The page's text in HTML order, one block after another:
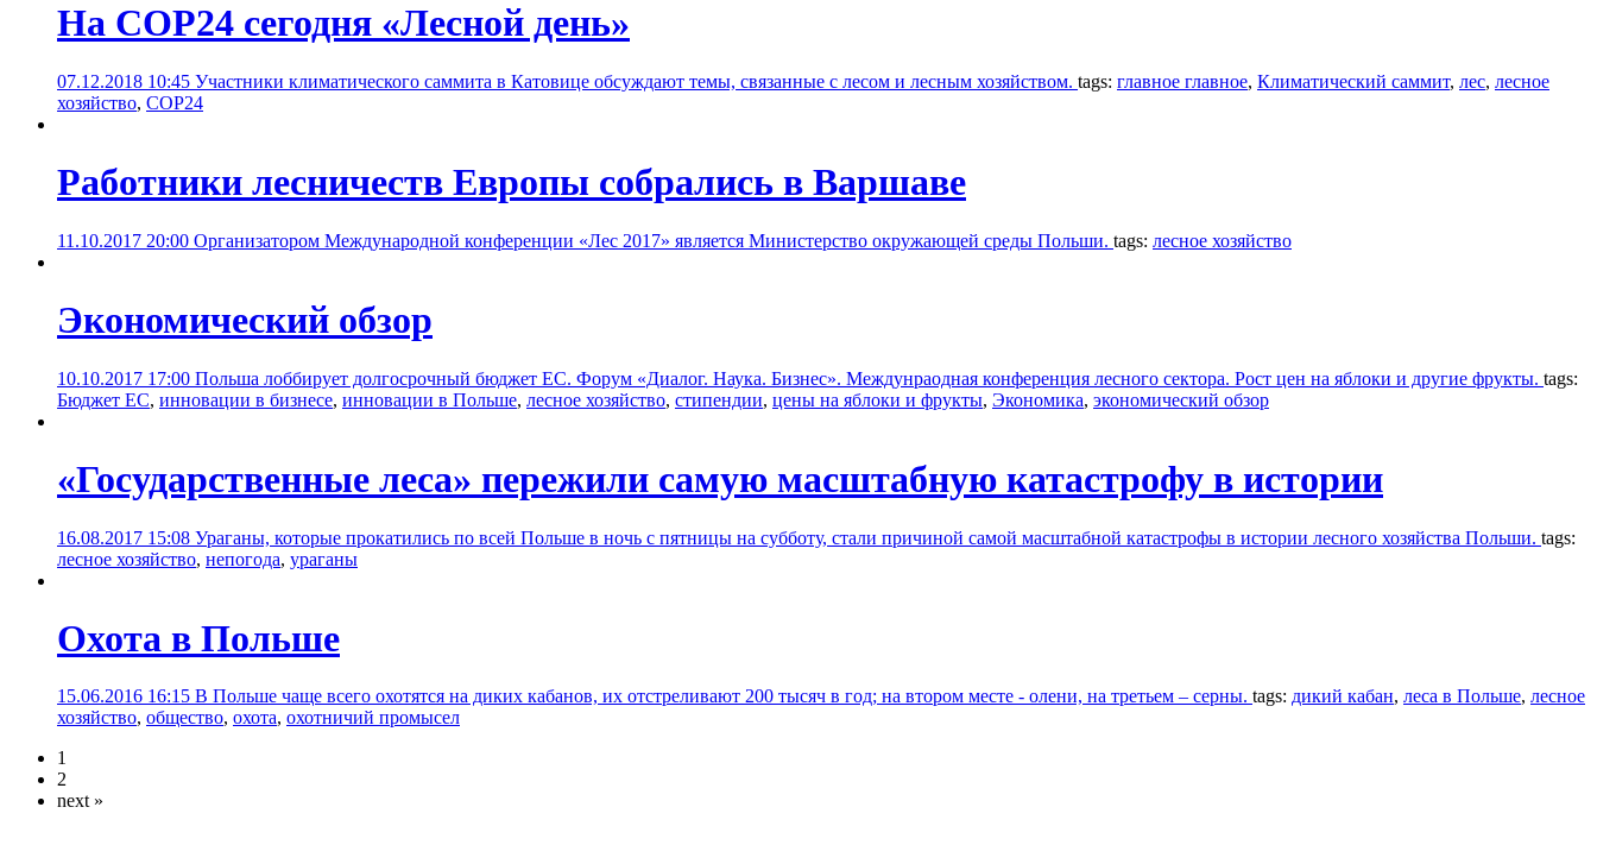
На COP24 сегодня «Лесной день»
07.12.2018 10:45 Участники климатического саммита в Катовице обсуждают темы, связанные с лесом и лесным хозяйством. tags: главное главное, Климатический саммит, лес, лесное
хозяйство, СОР24
Работники лесничеств Европы собрались в Варшаве
11.10.2017 20:00 Организатором Международной конференции «Лес 2017» является Министерство окружающей среды Польши. tags: лесное хозяйство
Экономический обзор
10.10.2017 17:00 Польша лоббирует долгосрочный бюджет ЕС. Форум «Диалог. Наука. Бизнес». Междунраодная конференция лесного сектора. Рост цен на яблоки и другие фрукты. tags:
Бюджет ЕС, инновации в бизнесе, инновации в Польше, лесное хозяйство, стипендии, цены на яблоки и фрукты, Экономика, экономический обзор
«Государственные леса» пережили самую масштабную катастрофу в истории
16.08.2017 15:08 Ураганы, которые прокатились по всей Польше в ночь с пятницы на субботу, стали причиной самой масштабной катастрофы в истории лесного хозяйства Польши. tags:
лесное хозяйство, непогода, ураганы
Охота в Польше
15.06.2016 16:15 В Польше чаще всего охотятся на диких кабанов, их отстреливают 200 тысяч в год; на втором месте - олени, на третьем – серны. tags: дикий кабан, леса в Польше, лесное
хозяйство, общество, охота, охотничий промысел
1
2
next »